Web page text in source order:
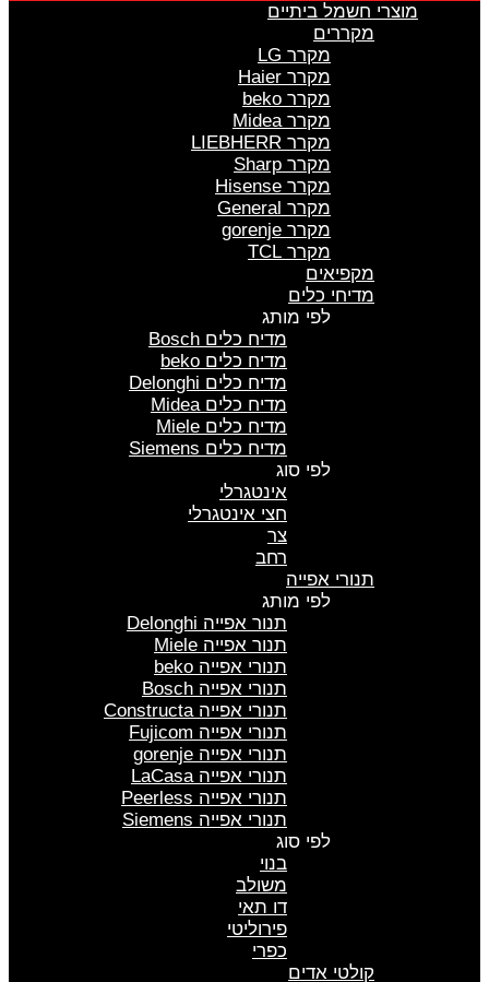
מוצרי חשמל ביתיים
מקררים
מקרר LG
מקרר Haier
מקרר beko
מקרר Midea
מקרר LIEBHERR
מקרר Sharp
מקרר Hisense
מקרר General
מקרר gorenje
מקרר TCL
מקפיאים
מדיחי כלים
לפי מותג
מדיח כלים Bosch
מדיח כלים beko
מדיח כלים Delonghi
מדיח כלים Midea
מדיח כלים Miele
מדיח כלים Siemens
לפי סוג
אינטגרלי
חצי אינטגרלי
צר
רחב
תנורי אפייה
לפי מותג
תנור אפייה Delonghi
תנור אפייה Miele
תנורי אפייה beko
תנורי אפייה Bosch
תנורי אפייה Constructa
תנורי אפייה Fujicom
תנורי אפייה gorenje
תנורי אפייה LaCasa
תנורי אפייה Peerless
תנורי אפייה Siemens
לפי סוג
בנוי
משולב
דו תאי
פירוליטי
כפרי
קולטי אדים